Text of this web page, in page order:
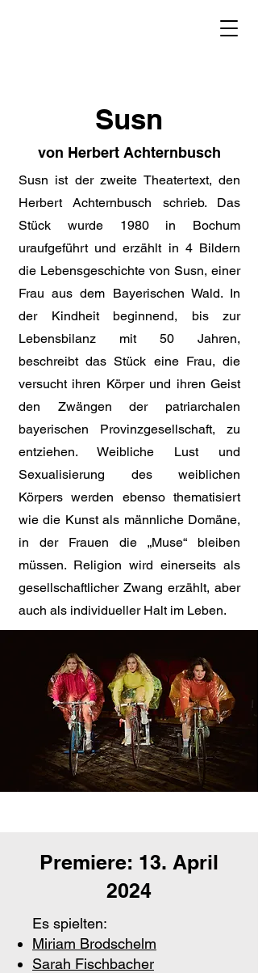
Susn
von Herbert Achternbusch
Susn ist der zweite Theatertext, den
Herbert Achternbusch schrieb. Das
Stück wurde 1980 in Bochum
uraufgeführt und erzählt in 4 Bildern
die Lebensgeschichte von Susn, einer
Frau aus dem Bayerischen Wald. In
der Kindheit beginnend, bis zur
Lebensbilanz mit 50 Jahren,
beschreibt das Stück eine Frau, die
versucht ihren Körper und ihren Geist
den Zwängen der patriarchalen
bayerischen Provinzgesellschaft, zu
entziehen. Weibliche Lust und
Sexualisierung des weiblichen
Körpers werden ebenso thematisiert
wie die Kunst als männliche Domäne,
in der Frauen die „Muse“ bleiben
müssen. Religion wird einerseits als
gesellschaftlicher Zwang erzählt, aber
auch als individueller Halt im Leben.
Premiere: 13. April
2024
Es spielten:
Miriam Brodschelm
Sarah Fischbacher